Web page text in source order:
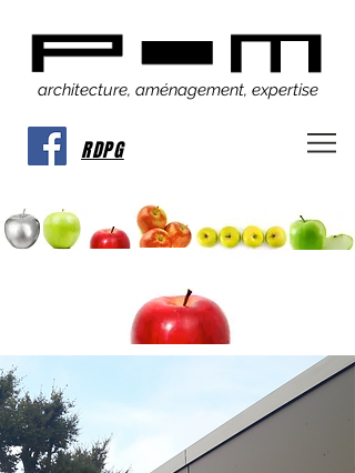
architecture, aménagement, expertise
RDPG